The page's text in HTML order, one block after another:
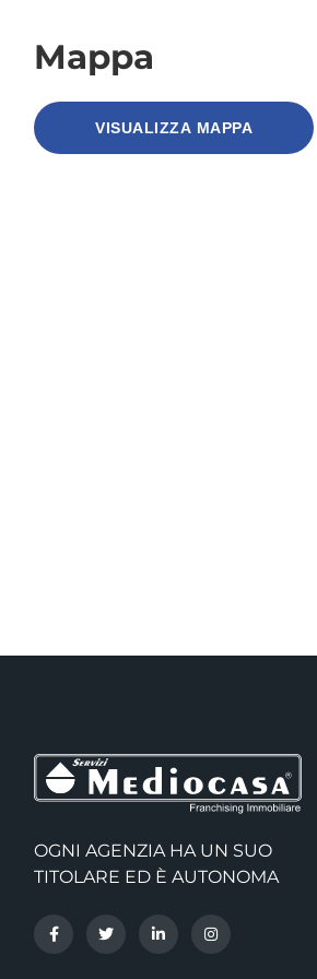
Mappa
VISUALIZZA MAPPA
OGNI AGENZIA HA UN SUO
TITOLARE ED È AUTONOMA